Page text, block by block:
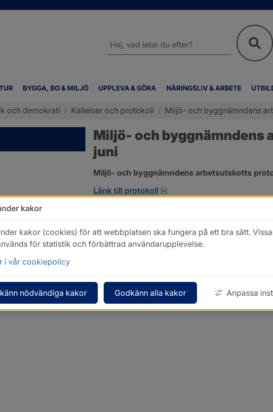
BYGGA, BO & MILJÖ UPPLEVA & GÖRA NÄRINGSLIV & ARBETE
webbplatsen
och demokrati / Kallelser och protokoll / Miljö- och byggnämndens
Miljö- och byggnämndens
juni
Miljö- och byggnämndens arbetsutskotts
Länk till protokoll
pdf, 419.9 kB, öppnas i nytt
kakor
kakor (cookies) för att webbplatsen ska fungera på ett bra sätt.
för statistik och förbättrad användarupplevelse.
i vår cookiepolicy
nödvändiga kakor Godkänn alla kakor Anpassa